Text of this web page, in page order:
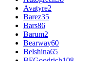
Avatyre2
Barez35
Bars86
Barum2
Bearway60
Belshina65